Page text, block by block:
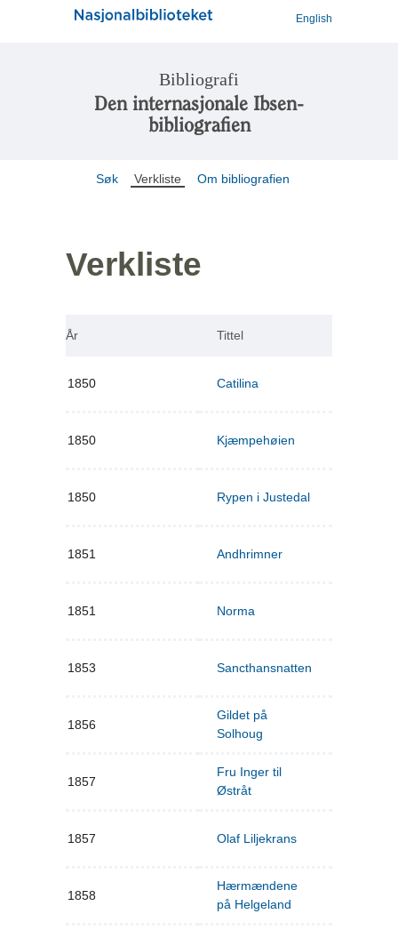
English
Bibliografi
Den internasjonale Ibsen-
bibliografien
Søk Verkliste Om bibliografien
Verkliste
År Tittel
1850 Catilina
1850 Kjæmpehøien
1850 Rypen i Justedal
1851 Andhrimner
1851 Norma
1853 Sancthansnatten
1856
Gildet på
Solhoug
1857
Fru Inger til
Østråt
1857 Olaf Liljekrans
1858
Hærmændene
på Helgeland